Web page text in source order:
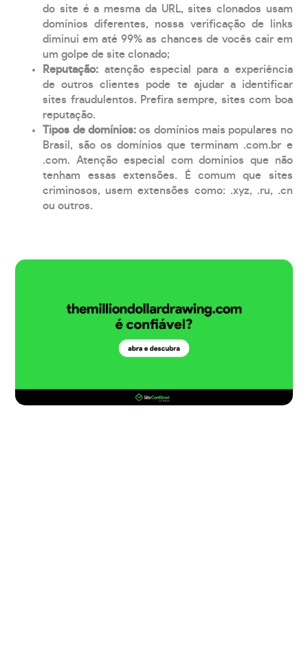
do site é a mesma da URL, sites clonados usam
domínios diferentes, nossa verificação de links
diminui em até 99% as chances de vocês cair em
um golpe de site clonado;
Reputação: atenção especial para a experiência
de outros clientes pode te ajudar a identificar
sites fraudulentos. Prefira sempre, sites com boa
reputação.
Tipos de domínios:os domínios mais populares no
Brasil, são os domínios que terminam .com.br e
.com. Atenção especial com domínios que não
tenham essas extensões. É comum que sites
criminosos, usem extensões como: .xyz, .ru, .cn
ou outros.